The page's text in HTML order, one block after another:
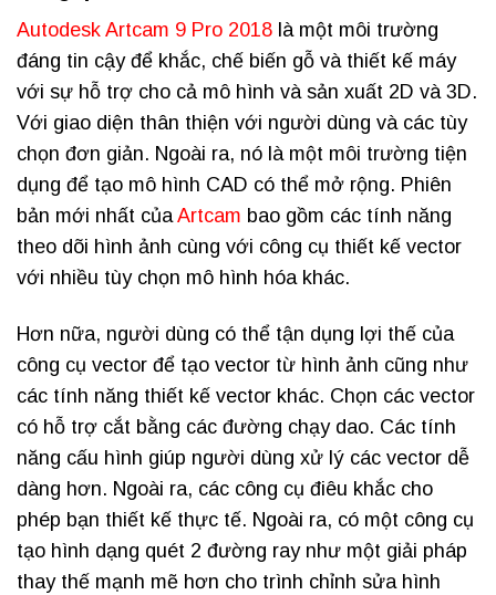
Autodesk Artcam 9 Pro 2018 là một môi trường
đáng tin cậy để khắc, chế biến gỗ và thiết kế máy
với sự hỗ trợ cho cả mô hình và sản xuất 2D và 3D.
Với giao diện thân thiện với người dùng và các tùy
chọn đơn giản. Ngoài ra, nó là một môi trường tiện
dụng để tạo mô hình CAD có thể mở rộng. Phiên
bản mới nhất củaArtcam bao gồm các tính năng
theo dõi hình ảnh cùng với công cụ thiết kế vector
với nhiều tùy chọn mô hình hóa khác.
Hơn nữa, người dùng có thể tận dụng lợi thế của
công cụ vector để tạo vector từ hình ảnh cũng như
các tính năng thiết kế vector khác. Chọn các vector
có hỗ trợ cắt bằng các đường chạy dao. Các tính
năng cấu hình giúp người dùng xử lý các vector dễ
dàng hơn. Ngoài ra, các công cụ điêu khắc cho
phép bạn thiết kế thực tế. Ngoài ra, có một công cụ
tạo hình dạng quét 2 đường ray như một giải pháp
thay thế mạnh mẽ hơn cho trình chỉnh sửa hình